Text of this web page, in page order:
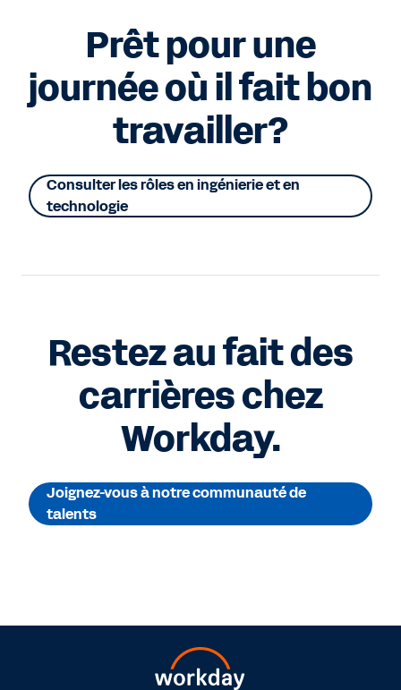
Prêt pour une
journée où il fait bon
travailler?
Consulter les rôles en ingénierie et en
technologie
Restez au fait des
carrières chez
Workday.
Joignez-vous à notre communauté de
talents